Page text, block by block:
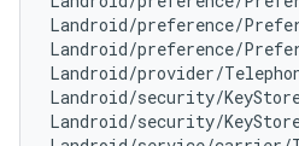
Landroid/preference/
Landroid/preference/
Landroid/provider/
Landroid/security/
Landroid/security/